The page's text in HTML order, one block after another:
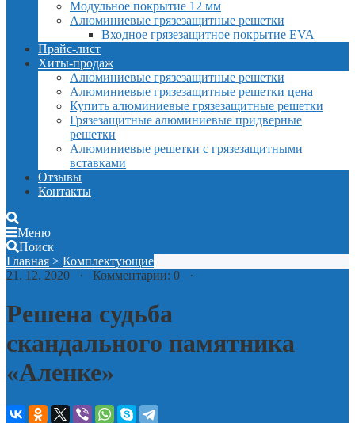
Модульное покрытие 12 мм
Алюминиевые грязезащитные решетки
Входное грязезащитное покрытие EVA
Прайс-лист
Хиты-продаж
Алюминиевые грязезащитные решетки
Алюминиевые грязезащитные решетки цена
Купить алюминиевые грязезащитные решетки
Грязезащитные алюминиевые придверные
решетки
Алюминиевые решетки с грязезащитными
вставками
Отзывы
Контакты
Меню
Поиск
Главная > Комплектующие
21. 12. 2020 · Комментарии: 0 ·
Решена судьба
скандального памятника
«Аленке»